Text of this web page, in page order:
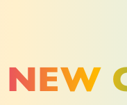
NEW